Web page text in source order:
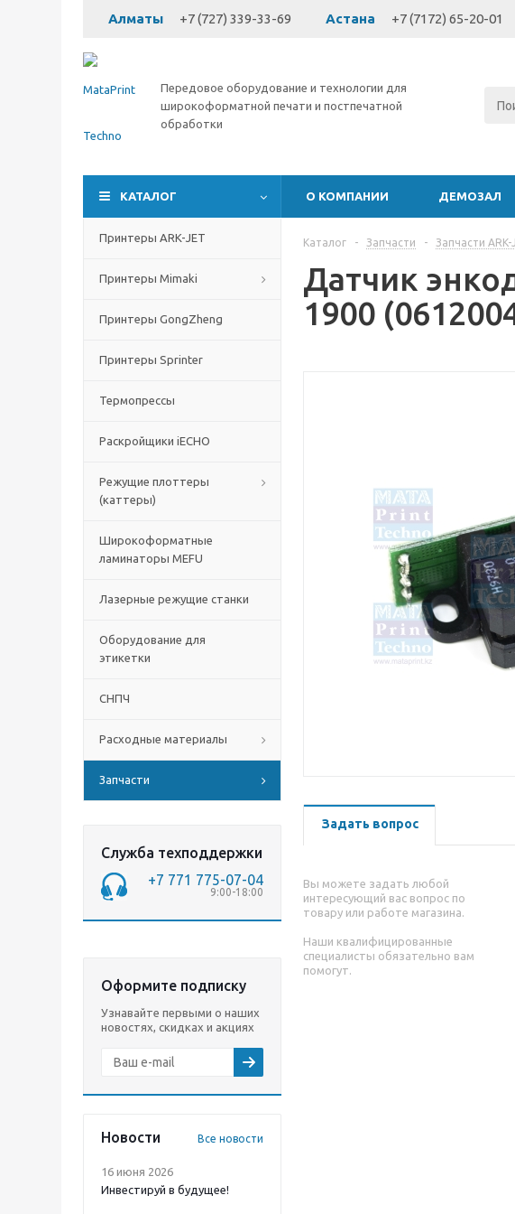
Алматы +7 (727) 339-33-69 Астана +7 (7172) 65-20-01
Передовое оборудование и технологии для
широкоформатной печати и постпечатной
обработки
КАТАЛОГ О КОМПАНИИ ДЕМОЗАЛ
Принтеры ARK-JET
Принтеры Mimaki
Принтеры GongZheng
Принтеры Sprinter
Термопрессы
Раскройщики iECHO
Режущие плоттеры
(каттеры)
Широкоформатные
ламинаторы MEFU
Лазерные режущие станки
Оборудование для
этикетки
СНПЧ
Расходные материалы
Запчасти
Служба техподдержки
+7 771 775-07-04
9:00-18:00
Оформите подписку
Узнавайте первыми о наших
новостях, скидках и акциях
Новости Все новости
16 июня 2026
Инвестируй в будущее!
Каталог - Запчасти - Запчасти ARK-
Датчик
1900
Задать вопрос
Вы можете задать любой
интересующий вас вопрос по
товару или работе магазина.
Наши квалифицированные
специалисты обязательно вам
помогут.